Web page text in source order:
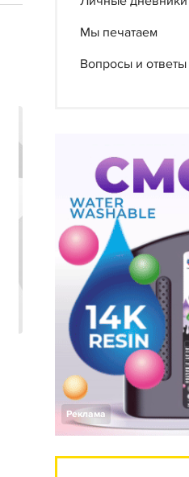
Мы печатаем
Вопросы и ответы
Реклама